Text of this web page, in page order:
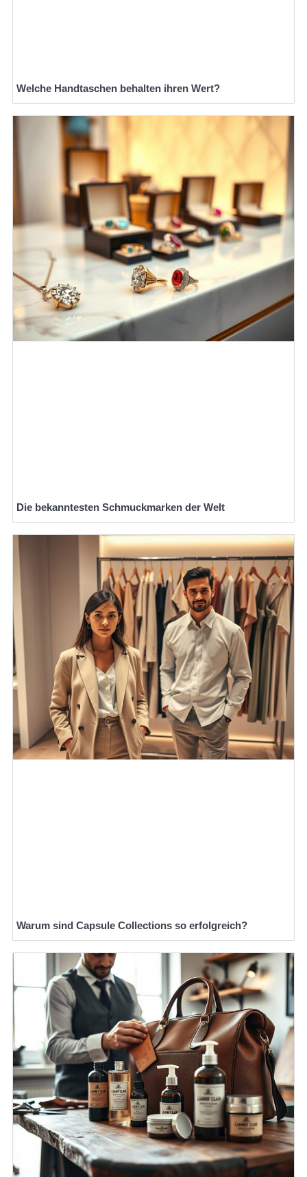
Welche Handtaschen behalten ihren Wert?
Die bekanntesten Schmuckmarken der Welt
Warum sind Capsule Collections so erfolgreich?